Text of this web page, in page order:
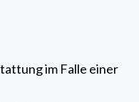
im Falle einer